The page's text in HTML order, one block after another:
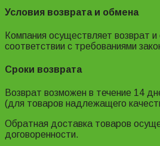
Условия возврата и обмена
Компания осуществляет возврат
соответствии с требованиями
Сроки возврата
Возврат возможен в течение 14
(для товаров надлежащего
Обратная доставка товаров
договоренности.